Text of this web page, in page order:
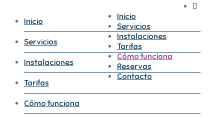
Inicio
Servicios
Instalaciones
Tarifas
Cómo funciona
Reservas
Contacto
Inicio
Servicios
Instalaciones
Tarifas
Cómo funciona